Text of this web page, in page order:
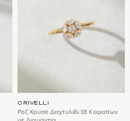
CRIVELLI
Ροζ Χρυσό Δαχτυλίδι 18 Καρατίων
με Διαμάντια